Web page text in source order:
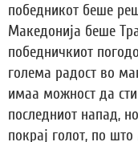
победникот беше
Македонија беше
победничкиот
голема радост во
имаа можност да
последниот напад,
покрај голот, по